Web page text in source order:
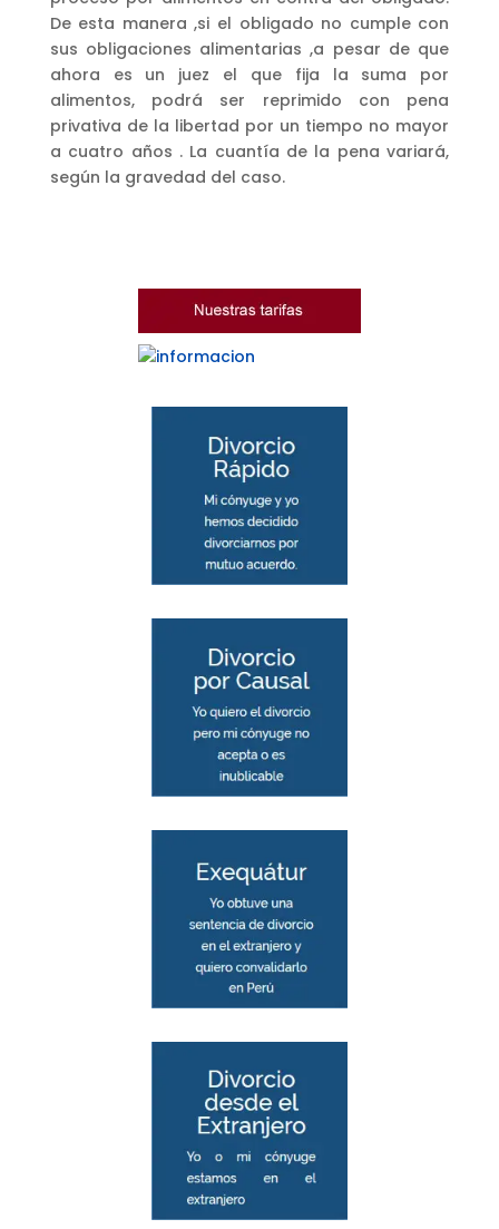
De esta manera ,si el obligado no cumple con
sus obligaciones alimentarias ,a pesar de que
ahora es un juez el que fija la suma por
alimentos, podrá ser reprimido con pena
privativa de la libertad por un tiempo no mayor
a cuatro años . La cuantía de la pena variará,
según la gravedad del caso.